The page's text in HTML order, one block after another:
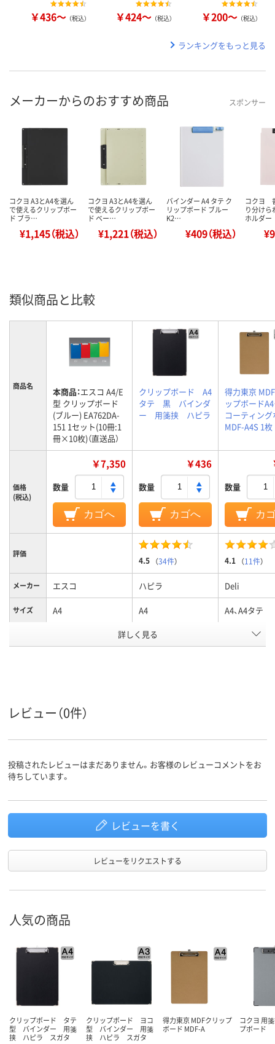
￥436～ （税込） ￥424～ （税込） ￥200～ （税込）
ランキングをもっと見る
メーカーからのおすすめ商品 スポンサー
コクヨ A3とA4を選ん
で使えるクリップボー
ド ブラ…
¥1,145（税込）
コクヨ A3とA4を選ん
で使えるクリップボー
ド ベー…
¥1,221（税込）
バインダー A4 タテ ク
リップボード ブルー
K2…
¥409（税込）
コクヨ
り分けら
ホルダ
類似商品と比較
商品名 本商品：エスコ A4/E
型 クリップボード
(ブルー) EA762DA-
151 1セット(10冊:1
冊×10枚)（直送品）
クリップボード A4
タテ 黒 バインダ
ー 用箋挟 ハピラ
得力東京
ップボード
コーティング
MDF-A4S 1枚
価格
(税込)
￥7,350
数量
カゴへ
￥436
数量
カゴへ
数量
カ
評価
4.5 （34件） 4.1 （11件）
メーカー エスコ ハピラ Deli
サイズ A4 A4 A4、A4タテ
ブラック系 ブラウン系
とじ枚数 50枚
詳しく見る
レビュー（0件）
投稿されたレビューはまだありません。お客様のレビューコメントをお
待ちしています。
レビューを書く
レビューをリクエストする
人気の商品
クリップボード タテ
型 バインダー 用箋
挟 ハピラ スガタ
クリップボード ヨコ
型 バインダー 用箋
挟 ハピラ スガタ
得力東京 MDFクリップ
ボード MDF-A
コクヨ 用
プボード